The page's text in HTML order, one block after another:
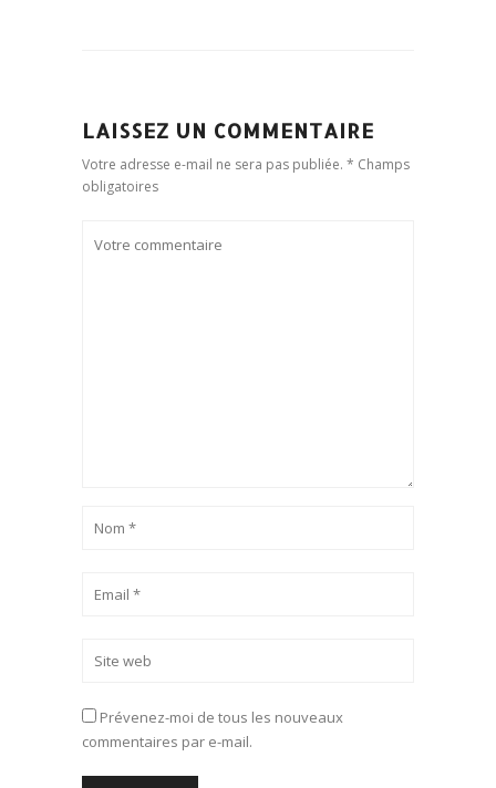
LAISSEZ UN COMMENTAIRE
Votre adresse e-mail ne sera pas publiée. * Champs
obligatoires
Prévenez-moi de tous les nouveaux
commentaires par e-mail.